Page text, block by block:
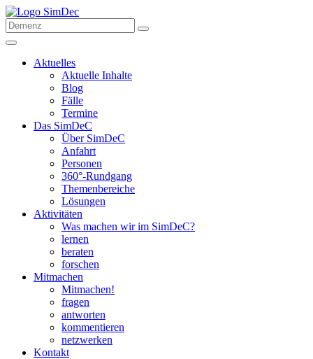
Aktuelles
Aktuelle Inhalte
Blog
Fälle
Termine
Das SimDeC
Über SimDeC
Anfahrt
Personen
360°-Rundgang
Themenbereiche
Lösungen
Aktivitäten
Was machen wir im SimDeC?
lernen
beraten
forschen
Mitmachen
Mitmachen!
fragen
antworten
kommentieren
netzwerken
Kontakt